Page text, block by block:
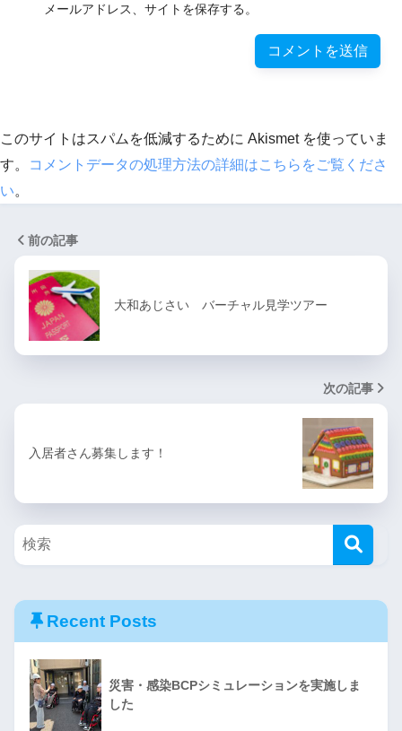
メールアドレス、サイトを保存する。
このサイトはスパムを低減するために Akismet を使っていま
す。
コメントデータの処理方法の詳細はこちらをご覧くださ
い。
前の記事
大和あじさい バーチャル見学ツアー
次の記事
入居者さん募集します！
Recent Posts
災害・感染BCPシミュレーションを実施しま
した